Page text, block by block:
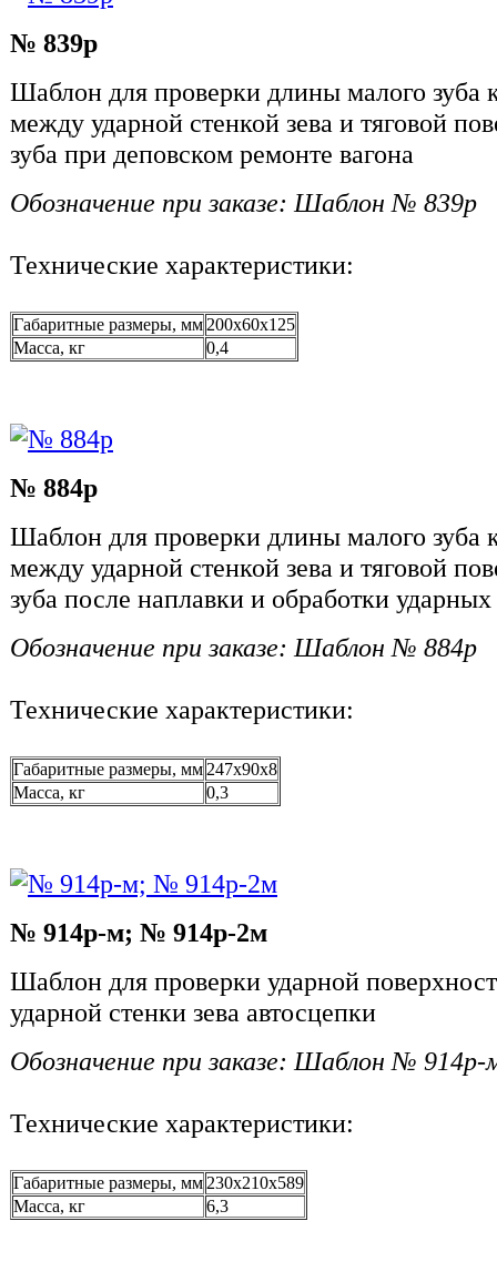
№ 839р
Шаблон для проверки длины малого зуба
между ударной стенкой зева и тяговой
зуба при деповском ремонте вагона
Обозначение при заказе: Шаблон № 839р
Технические характеристики:
Габаритные размеры, мм 200x60x125
Масса, кг
0,4
№ 884р
Шаблон для проверки длины малого зуба
между ударной стенкой зева и тяговой
зуба после наплавки и обработки
Обозначение при заказе: Шаблон № 884р
Технические характеристики:
Габаритные размеры, мм 247x90x8
Масса, кг
0,3
№ 914р-м; № 914р-2м
Шаблон для проверки ударной
ударной стенки зева автосцепки
Обозначение при заказе: Шаблон №
Технические характеристики:
Габаритные размеры, мм 230x210x589
Масса, кг
6,3